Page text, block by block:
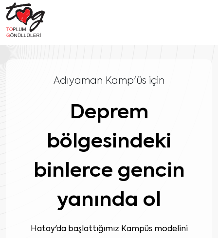
Adıyaman Kamp'üs için
Deprem
bölgesindeki
binlerce gencin
yanında ol
Hatay'da başlattığımız Kampüs modelini